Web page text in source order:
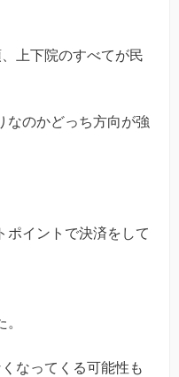
上下院のすべてが民
なのかどっち方向が強
ポイントで決済をして
なってくる可能性も